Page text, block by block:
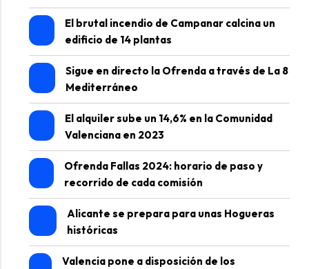
El brutal incendio de Campanar calcina un
edificio de 14 plantas
Sigue en directo la Ofrenda a través de La 8
Mediterráneo
El alquiler sube un 14,6% en la Comunidad
Valenciana en 2023
Ofrenda Fallas 2024: horario de paso y
recorrido de cada comisión
Alicante se prepara para unas Hogueras
históricas
Valencia pone a disposición de los